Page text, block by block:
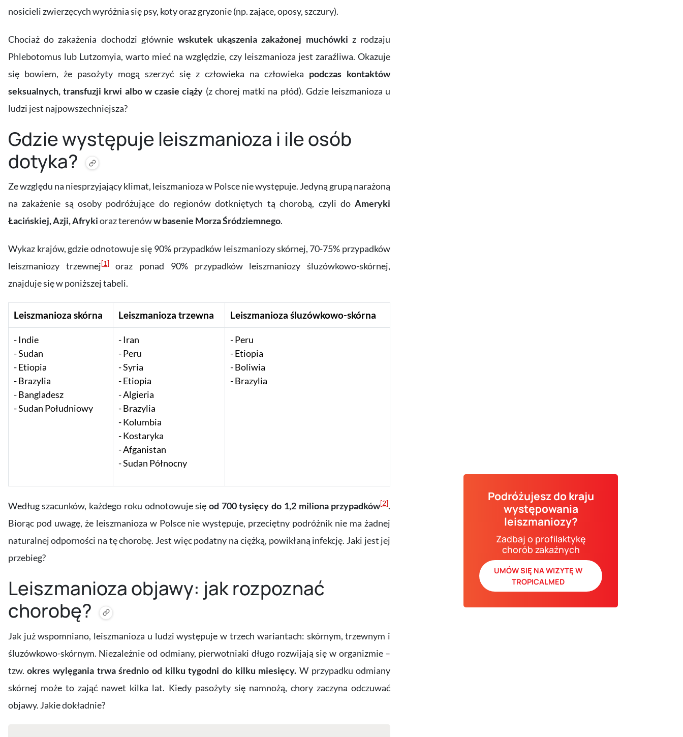
nosicieli zwierzęcych wyróżnia się psy, koty oraz gryzonie (np. zające, oposy, szczury).
Chociaż do zakażenia dochodzi głównie wskutek ukąszenia zakażonej muchówki z rodzaju
Phlebotomus lub Lutzomyia, warto mieć na względzie, czy leiszmanioza jest zaraźliwa. Okazuje
się bowiem, że pasożyty mogą szerzyć się z człowieka na człowieka podczas kontaktów
seksualnych, transfuzji krwi albo w czasie ciąży (z chorej matki na płód). Gdzie leiszmanioza u
ludzi jest najpowszechniejsza?
Gdzie występuje leiszmanioza i ile osób
dotyka?
Ze względu na niesprzyjający klimat, leiszmanioza w Polsce nie występuje. Jedyną grupą narażoną
na zakażenie są osoby podróżujące do regionów dotkniętych tą chorobą, czyli doAmeryki
Łacińskiej, Azji, Afrykioraz terenóww basenie Morza Śródziemnego.
Wykaz krajów, gdzie odnotowuje się 90% przypadków leiszmaniozy skórnej, 70-75% przypadków
leiszmaniozy trzewnej[1]oraz ponad 90% przypadków leiszmaniozy śluzówkowo-skórnej,
znajduje się w poniższej tabeli.
Leiszmanioza skórna Leiszmanioza trzewna Leiszmanioza śluzówkowo-skórna
Indie
Sudan
Etiopia
Brazylia
Bangladesz
Sudan Południowy
Iran
Peru
Syria
Etiopia
Algieria
Brazylia
Kolumbia
Kostaryka
Afganistan
Sudan Północny
Peru
Etiopia
Boliwia
Brazylia
Według szacunków, każdego roku odnotowuje się od 700 tysięcy do 1,2 miliona przypadków[2].
Biorąc pod uwagę, że leiszmanioza w Polsce nie występuje, przeciętny podróżnik nie ma żadnej
naturalnej odporności na tę chorobę. Jest więc podatny na ciężką, powikłaną infekcję. Jaki jest jej
przebieg?
Leiszmanioza objawy: jak rozpoznać
chorobę?
Jak już wspomniano, leiszmanioza u ludzi występuje w trzech wariantach: skórnym, trzewnym i
śluzówkowo-skórnym. Niezależnie od odmiany, pierwotniaki długo rozwijają się w organizmie –
tzw.okres wylęgania trwa średnio od kilku tygodni do kilku miesięcy. W przypadku odmiany
skórnej może to zająć nawet kilka lat. Kiedy pasożyty się namnożą, chory zaczyna odczuwać
objawy. Jakie dokładnie?
Podróżujesz do kraju
występowania
leiszmaniozy?
Zadbaj o profilaktykę
chorób zakaźnych
UMÓW SIĘ NA WIZYTĘ W
TROPICALMED